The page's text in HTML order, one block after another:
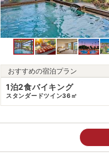
おすすめの宿泊プラン
1泊2食バイキング
スタンダードツイン36㎡